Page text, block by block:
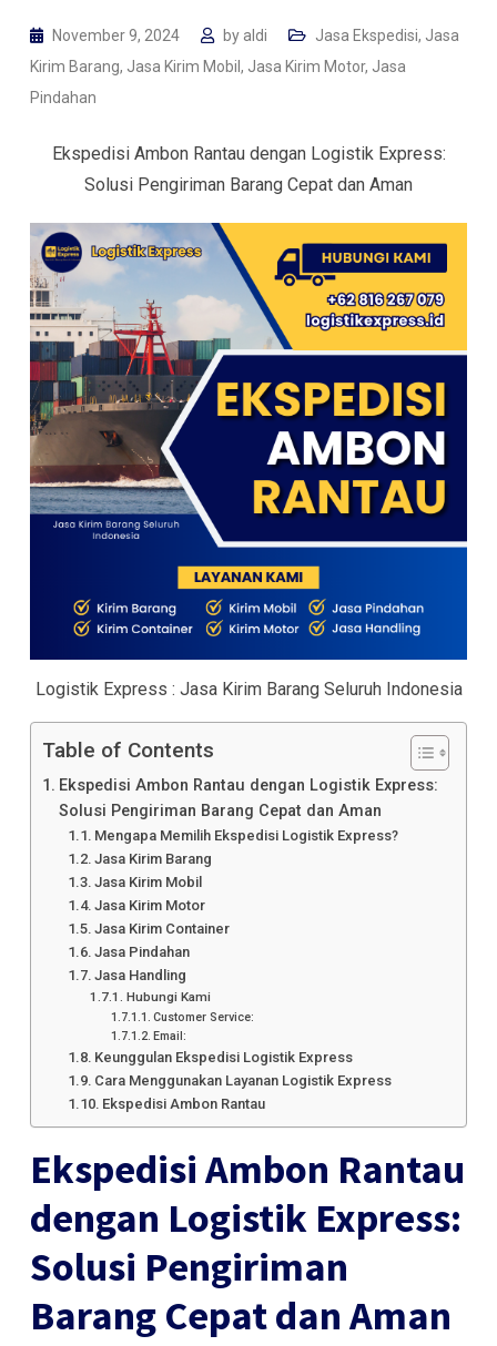
November 9, 2024 by aldi Jasa Ekspedisi, Jasa
Kirim Barang, Jasa Kirim Mobil , Jasa Kirim Motor, Jasa
Pindahan
Ekspedisi Ambon Rantau dengan Logistik Express:
Solusi Pengiriman Barang Cepat dan Aman
Logistik Express : Jasa Kirim Barang Seluruh Indonesia
Table of Contents
Ekspedisi Ambon Rantau dengan Logistik Express:
Solusi Pengiriman Barang Cepat dan Aman
Mengapa Memilih Ekspedisi Logistik Express?
Jasa Kirim Barang
Jasa Kirim Mobil
Jasa Kirim Motor
Jasa Kirim Container
Jasa Pindahan
Jasa Handling
Hubungi Kami
Customer Service:
Email:
Keunggulan Ekspedisi Logistik Express
Cara Menggunakan Layanan Logistik Express
Ekspedisi Ambon Rantau
Ekspedisi Ambon Rantau
dengan Logistik Express:
Solusi Pengiriman
Barang Cepat dan Aman